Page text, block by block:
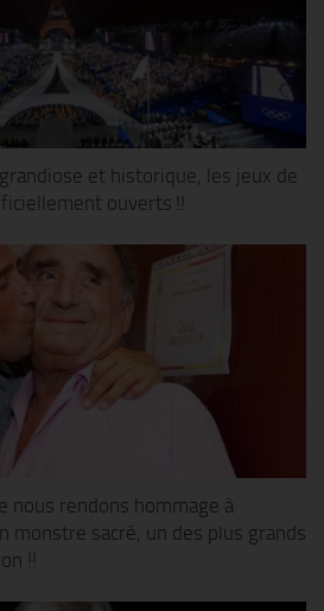
et historique, les jeux de
ouverts !!
nous rendons hommage à
monstre sacré, un des plus grands
!!